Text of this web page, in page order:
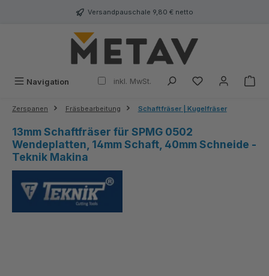
Versandpauschale 9,80 € netto
Navigation inkl. MwSt.
Zerspanen Fräsbearbeitung Schaftfräser | Kugelfräser
13mm Schaftfräser für SPMG 0502
Wendeplatten, 14mm Schaft, 40mm Schneide -
Teknik Makina